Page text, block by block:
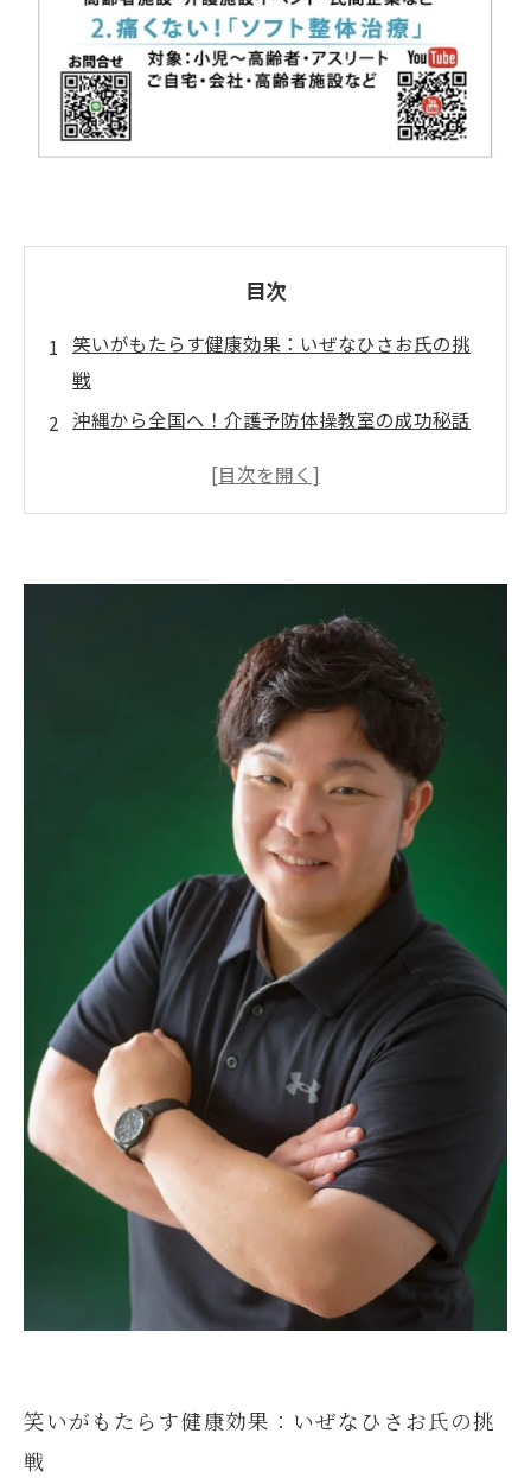
目次
笑いがもたらす健康効果：いぜなひさお氏の挑
戦
沖縄から全国へ！介護予防体操教室の成功秘話
シニアのアイドル、いぜなひさお氏の輝く日々
多才なシニアタレント、いぜなひさおの魅力に
笑いと健康をつなげる未来への道：スポンサー
笑いがもたらす健康効果：いぜなひさお氏の挑
戦